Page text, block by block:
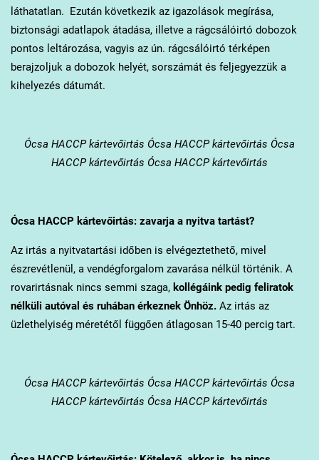
láthatatlan. Ezután következik az igazolások megírása,
biztonsági adatlapok átadása, illetve a rágcsálóirtó dobozok
pontos leltározása, vagyis az ún. rágcsálóirtó térképen
berajzoljuk a dobozok helyét, sorszámát és feljegyezzük a
kihelyezés dátumát.
Ócsa HACCP kártevőirtás Ócsa HACCP kártevőirtás Ócsa
HACCP kártevőirtás Ócsa HACCP kártevőirtás
Ócsa HACCP kártevőirtás: zavarja a nyitva tartást?
Az irtás a nyitvatartási időben is elvégeztethető, mivel
észrevétlenül, a vendégforgalom zavarása nélkül történik. A
rovarirtásnak nincs semmi szaga, kollégáink pedig feliratok
nélküli autóval és ruhában érkeznek Önhöz. Az irtás az
üzlethelyiség méretétől függően átlagosan 15-40 percig tart.
Ócsa HACCP kártevőirtás Ócsa HACCP kártevőirtás Ócsa
HACCP kártevőirtás Ócsa HACCP kártevőirtás